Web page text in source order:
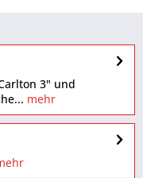
3" und
mehr